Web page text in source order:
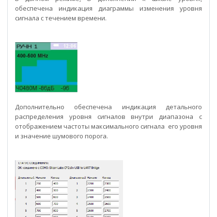
обеспечена индикация диаграммы изменения уровня
сигнала с течением времени.
Дополнительно обеспечена индикация детального
распределения уровня сигналов внутри диапазона с
отображением частоты максимального сигнала его уровня
и значение шумового порога.